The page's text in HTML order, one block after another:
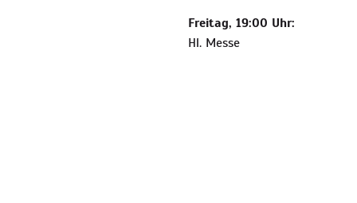
Freitag, 19:00 Uhr:
Hl. Messe